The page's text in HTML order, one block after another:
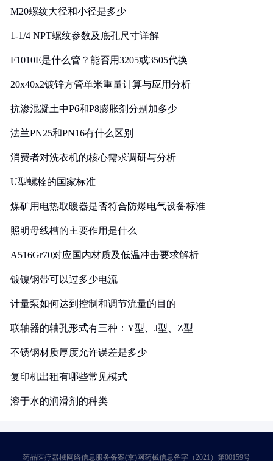
M20螺纹大径和小径是多少
1-1/4 NPT螺纹参数及底孔尺寸详解
F1010E是什么管？能否用3205或3505代换
20x40x2镀锌方管单米重量计算与应用分析
抗渗混凝土中P6和P8膨胀剂分别加多少
法兰PN25和PN16有什么区别
消费者对洗衣机的核心需求调研与分析
U型螺栓的国家标准
煤矿用电热取暖器是否符合防爆电气设备标准
照明母线槽的主要作用是什么
A516Gr70对应国内材质及低温冲击要求解析
镀镍钢带可以过多少电流
计量泵如何达到控制和调节流量的目的
联轴器的轴孔形式有三种：Y型、J型、Z型
不锈钢材质厚度允许误差是多少
复印机出租有哪些常见模式
溶于水的润滑剂的种类
药品医疗器械网络信息服务备案(京)网药械信息备字（2021）第00159号